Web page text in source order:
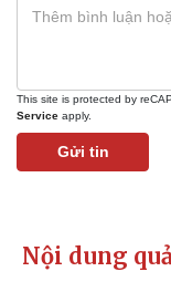
Thể thao
Bóng đá
Lịch thi đấu bóng đá
Thế giới thể thao
This site is protected by
Service apply.
Gửi tin